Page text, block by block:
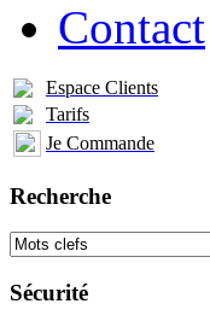
Contact
Espace Clients
Tarifs
Je Commande
Recherche
Sécurité